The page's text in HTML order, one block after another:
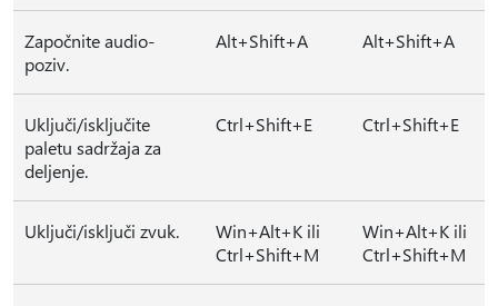
Započnite audio-
poziv.
Alt+Shift+A Alt+Shift+A
Uključi/isključite
paletu sadržaja za
deljenje.
Ctrl+Shift+E Ctrl+Shift+E
Uključi/isključi zvuk.
Win+Alt+K ili
Ctrl+Shift+M
Win+Alt+K ili
Ctrl+Shift+M